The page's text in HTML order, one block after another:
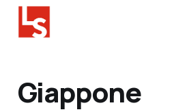
Giappone